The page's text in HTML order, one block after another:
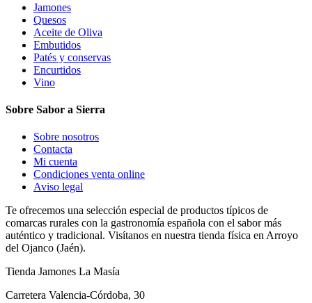
Jamones
Quesos
Aceite de Oliva
Embutidos
Patés y conservas
Encurtidos
Vino
Sobre Sabor a Sierra
Sobre nosotros
Contacta
Mi cuenta
Condiciones venta online
Aviso legal
Te ofrecemos una selección especial de productos típicos de
comarcas rurales con la gastronomía española con el sabor más
auténtico y tradicional. Visítanos en nuestra tienda física en Arroyo
del Ojanco (Jaén).
Tienda Jamones La Masía
Carretera Valencia-Córdoba, 30